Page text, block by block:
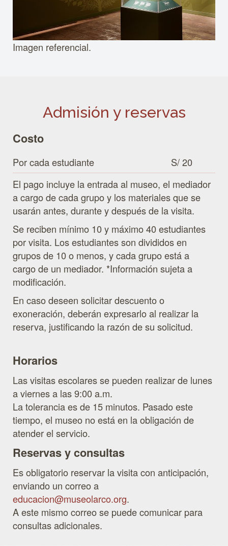
Imagen referencial.
Admisión y reservas
Costo
Por cada estudiante
S/ 20
El pago incluye la entrada al museo, el mediador
a cargo de cada grupo y los materiales que se
usarán antes, durante y después de la visita.
Se reciben mínimo 10 y máximo 40 estudiantes
por visita. Los estudiantes son divididos en
grupos de 10 o menos, y cada grupo está a
cargo de un mediador. *Información sujeta a
modificación.
En caso deseen solicitar descuento o
exoneración, deberán expresarlo al realizar la
reserva, justificando la razón de su solicitud.
Horarios
Las visitas escolares se pueden realizar de lunes
a viernes a las 9:00 a.m.
La tolerancia es de 15 minutos. Pasado este
tiempo, el museo no está en la obligación de
atender el servicio.
Reservas y consultas
Es obligatorio reservar la visita con anticipación,
enviando un correo a
educacion@museolarco.org.
A este mismo correo se puede comunicar para
consultas adicionales.